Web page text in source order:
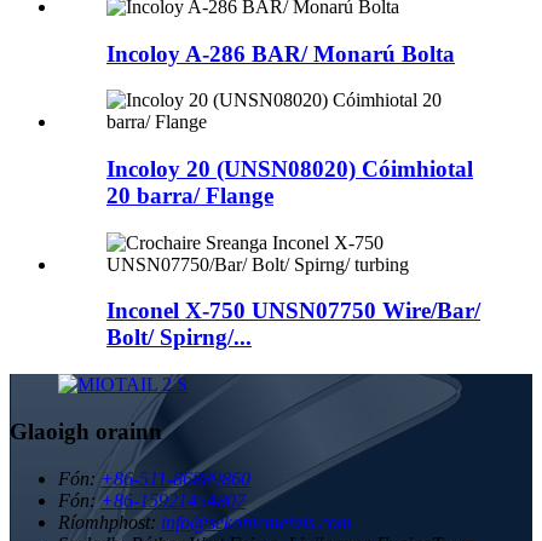
Incoloy A-286 BAR/ Monarú Bolta
Incoloy 20 (UNSN08020) Cóimhiotal
20 barra/ Flange
Inconel X-750 UNSN07750 Wire/Bar/
Bolt/ Spirng/...
Glaoigh orainn
Fón: +86-511-86889860
Fón: +86-15921454807
Ríomhphost: info@sekonicmetals.com